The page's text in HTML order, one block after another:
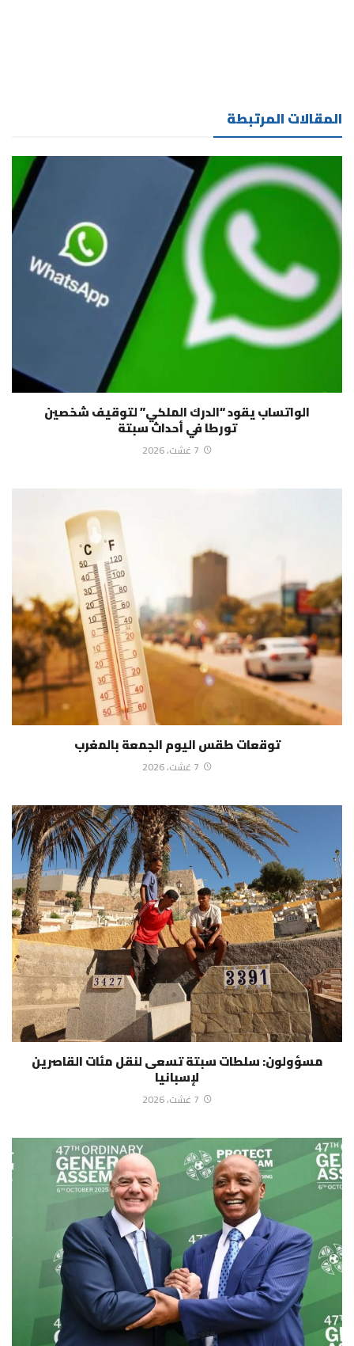
المقالات المرتبطة
الواتساب يقود “الدرك الملكي” لتوقيف شخصين
تورطا في أحداث سبتة
7 غشت، 2026
توقعات طقس اليوم الجمعة بالمغرب
7 غشت، 2026
مسؤولون: سلطات سبتة تسعى لنقل مئات القاصرين
لإسبانيا
7 غشت، 2026